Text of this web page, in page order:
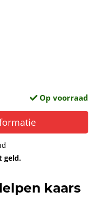
Op voorraad
geld.
kaars